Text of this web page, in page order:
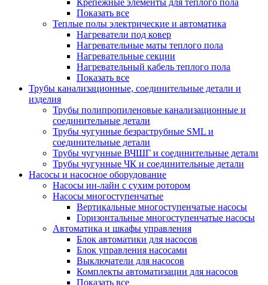
Крепежные элементы для теплого пола
Показать все
Теплые полы электрические и автоматика
Нагреватели под ковер
Нагревательные маты теплого пола
Нагревательные секции
Нагревательный кабель теплого пола
Показать все
Трубы канализационные, соединительные детали и
изделия
Трубы полипропиленовые канализационные и
соединительные детали
Трубы чугунные безраструбные SML и
соединительные детали
Трубы чугунные ВЧШГ и соединительные детали
Трубы чугунные ЧК и соединительные детали
Насосы и насосное оборудование
Насосы ин-лайн с сухим ротором
Насосы многоступенчатые
Вертикальные многоступенчатые насосы
Горизонтальные многоступенчатые насосы
Автоматика и шкафы управления
Блок автоматики для насосов
Блок управления насосами
Выключатели для насосов
Комплекты автоматизации для насосов
Показать все